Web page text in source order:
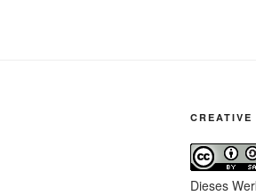
CREATIVE
Dieses